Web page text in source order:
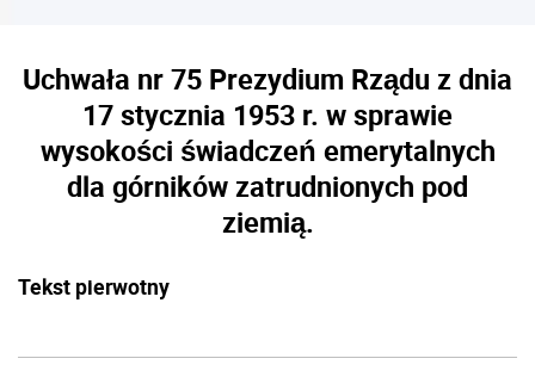
Uchwała nr 75 Prezydium Rządu z dnia
17 stycznia 1953 r. w sprawie
wysokości świadczeń emerytalnych
dla górników zatrudnionych pod
ziemią.
Tekst pierwotny